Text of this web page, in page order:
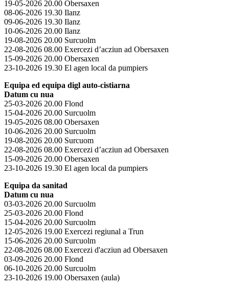
19-05-2026 20.00 Obersaxen
08-06-2026 19.30 Ilanz
09-06-2026 19.30 Ilanz
10-06-2026 20.00 Ilanz
19-08-2026 20.00 Surcuolm
22-08-2026 08.00 Exercezi d’acziun ad Obersaxen
15-09-2026 20.00 Obersaxen
23-10-2026 19.30 El agen local da pumpiers
Equipa ed equipa digl auto-cistiarna
Datum cu nua
25-03-2026 20.00 Flond
15-04-2026 20.00 Surcuolm
19-05-2026 08.00 Obersaxen
10-06-2026 20.00 Surcuolm
19-08-2026 20.00 Surcuom
22-08-2026 08.00 Exercezi d’acziun ad Obersaxen
15-09-2026 20.00 Obersaxen
23-10-2026 19.30 El agen local da pumpiers
Equipa da sanitad
Datum cu nua
03-03-2026 20.00 Surcuolm
25-03-2026 20.00 Flond
15-04-2026 20.00 Surcuolm
12-05-2026 19.00 Exercezi regiunal a Trun
15-06-2026 20.00 Surcuolm
22-08-2026 08.00 Exercezi d'acziun ad Obersaxen
03-09-2026 20.00 Flond
06-10-2026 20.00 Surcuolm
23-10-2026 19.00 Obersaxen (aula)